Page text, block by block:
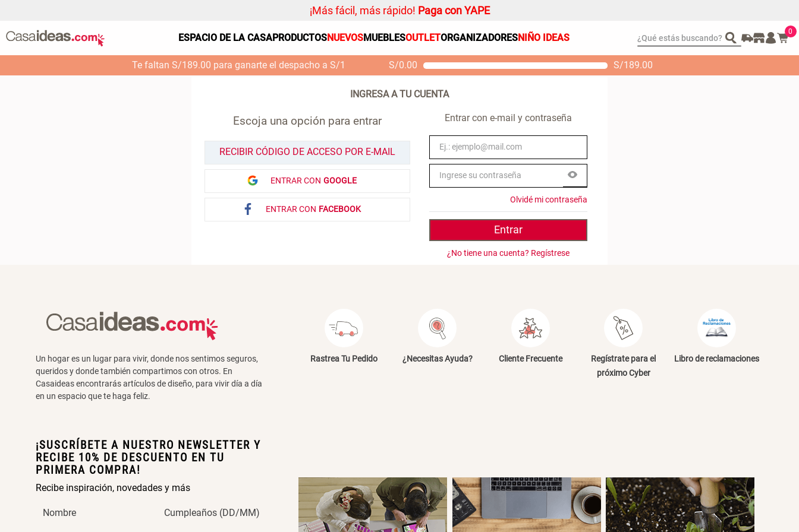
¡Más fácil, más rápido! Paga con YAPE
ESPACIO DE LA CASAPRODUCTOSNUEVOSMUEBLESOUTLETORGANIZADORESNIÑO IDEAS ¿Qué estás buscando? 0
Te faltan S/189.00 para ganarte el despacho a S/1 S/0.00 S/189.00
Escoja una opción para entrar
RECIBIR CÓDIGO DE ACCESO POR E-MAIL
ENTRAR CON GOOGLE
ENTRAR CON FACEBOOK
Entrar con e-mail y contraseña
Olvidé mi contraseña
Entrar
¿No tiene una cuenta? Regístrese
Un hogar es un lugar para vivir, donde nos sentimos seguros,
queridos y donde también compartimos con otros. En
Casaideas encontrarás artículos de diseño, para vivir día a día
en un espacio que te haga feliz.
¡SUSCRÍBETE A NUESTRO NEWSLETTER Y
RECIBE 10% DE DESCUENTO EN TU
PRIMERA COMPRA!
Recibe inspiración, novedades y más
Nombre Cumpleaños (DD/MM)
Rastrea Tu Pedido ¿Necesitas Ayuda? Cliente Frecuente
Regístrate para el
próximo Cyber
Libro de reclamaciones
Bambú Inodoro con
Puerta 65x28x171 cm
S/ 349.00S/ 261.00 S/ 104.00
Organizador
Cojin
Almohada
Mantel
Platos